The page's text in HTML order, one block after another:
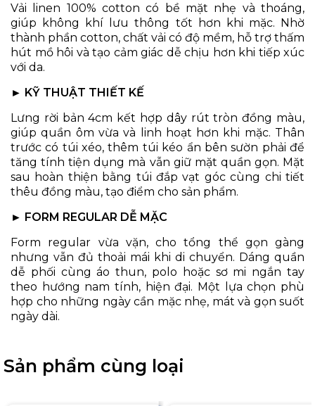
Vải linen 100% cotton có bề mặt nhẹ và thoáng,
giúp không khí lưu thông tốt hơn khi mặc. Nhờ
thành phần cotton, chất vải có độ mềm, hỗ trợ thấm
hút mồ hôi và tạo cảm giác dễ chịu hơn khi tiếp xúc
với da.
► KỸ THUẬT THIẾT KẾ
Lưng rời bản 4cm kết hợp dây rút tròn đồng màu,
giúp quần ôm vừa và linh hoạt hơn khi mặc. Thân
trước có túi xéo, thêm túi kéo ẩn bên sườn phải để
tăng tính tiện dụng mà vẫn giữ mặt quần gọn. Mặt
sau hoàn thiện bằng túi đắp vạt góc cùng chi tiết
thêu đồng màu, tạo điểm cho sản phẩm.
► FORM REGULAR DỄ MẶC
Form regular vừa vặn, cho tổng thể gọn gàng
nhưng vẫn đủ thoải mái khi di chuyển. Dáng quần
dễ phối cùng áo thun, polo hoặc sơ mi ngắn tay
theo hướng nam tính, hiện đại. Một lựa chọn phù
hợp cho những ngày cần mặc nhẹ, mát và gọn suốt
ngày dài.
Sản phẩm cùng loại